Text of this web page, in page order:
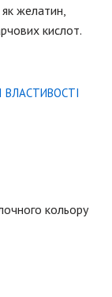
желатин,
кислот.
ВЛАСТИВОСТІ
кольору